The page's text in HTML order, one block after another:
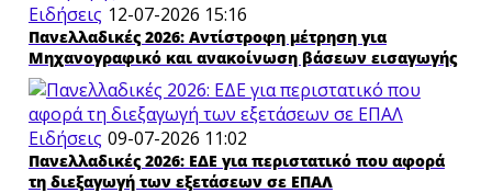
Ειδήσεις 12-07-2026 15:16
Πανελλαδικές 2026: Αντίστροφη μέτρηση για
Μηχανογραφικό και ανακοίνωση βάσεων εισαγωγής
Ειδήσεις 09-07-2026 11:02
Πανελλαδικές 2026: ΕΔΕ για περιστατικό που αφορά
τη διεξαγωγή των εξετάσεων σε ΕΠΑΛ